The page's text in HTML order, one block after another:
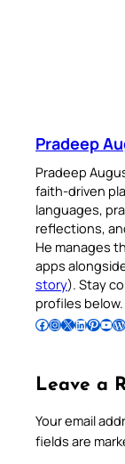
Pradeep
Pradeep
faith-driven
languages,
reflections,
He manages
apps
story). Stay
profiles below.
Follow Pradeep on Facebook Follow Pradeep on InstagramFollow Pradeep on X Follow Pradeep on LinkedIn Follow Pradeep on Pinterest Subscribe to Pradeep’s Youtube Channel Follow Pradeep on WordPress
Leave a
Your email
fields are